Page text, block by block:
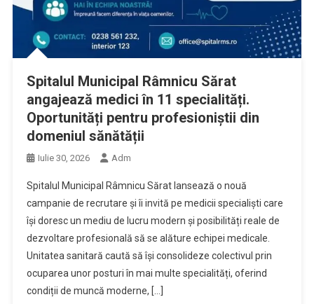
Spitalul Municipal Râmnicu Sărat
angajează medici în 11 specialități.
Oportunități pentru profesioniștii din
domeniul sănătății
Iulie 30, 2026 Adm
Spitalul Municipal Râmnicu Sărat lansează o nouă
campanie de recrutare și îi invită pe medicii specialiști care
își doresc un mediu de lucru modern și posibilități reale de
dezvoltare profesională să se alăture echipei medicale.
Unitatea sanitară caută să își consolideze colectivul prin
ocuparea unor posturi în mai multe specialități, oferind
condiții de muncă moderne, […]